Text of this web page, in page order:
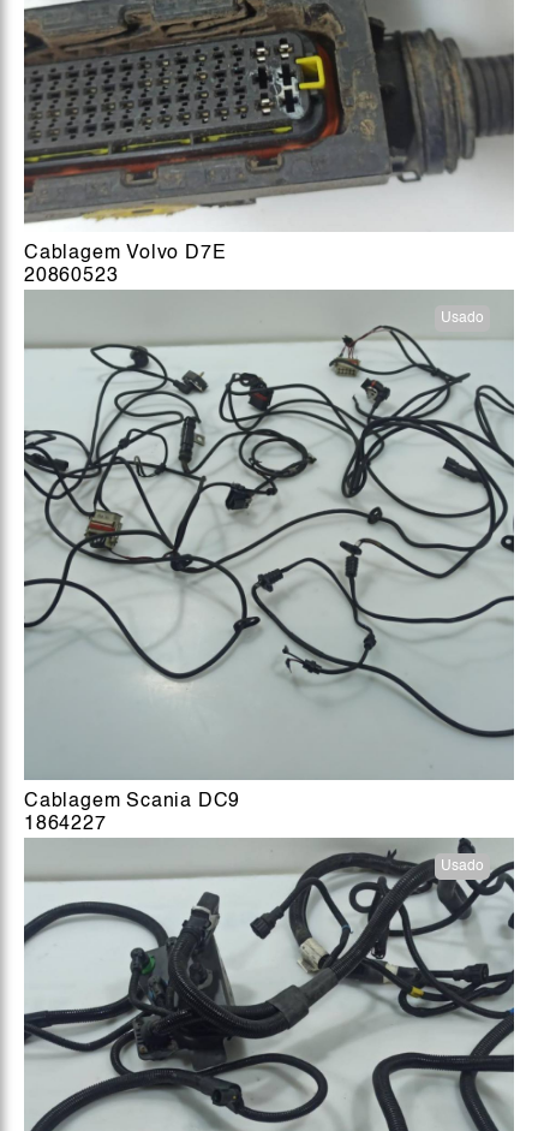
Cablagem Volvo D7E
20860523
Usado
Cablagem Scania DC9
1864227
Usado